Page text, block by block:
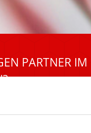
PARTNER IM